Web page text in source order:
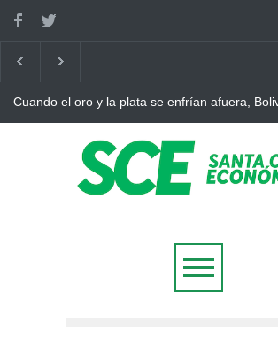
Cuando el oro y la plata se enfrían afuera,